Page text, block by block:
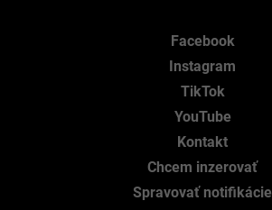
Facebook
Instagram
TikTok
YouTube
Kontakt
Chcem inzerovať
Spravovať notifikácie